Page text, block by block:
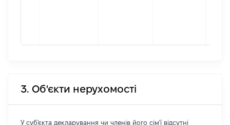
3. Об'єкти нерухомості
У суб'єкта декларування чи членів його сім'ї відсутні